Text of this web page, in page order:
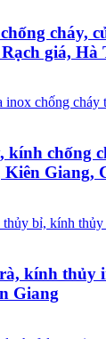
giá, Hà
kính
Giang,
kính
Giang